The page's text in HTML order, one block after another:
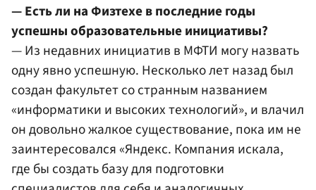
— Есть ли на Физтехе в последние годы
успешны образовательные инициативы?
— Из недавних инициатив в МФТИ могу назвать
одну явно успешную. Несколько лет назад был
создан факультет со странным названием
«информатики и высоких технологий», и влачил
он довольно жалкое существование, пока им не
заинтересовался «Яндекс. Компания искала,
где бы создать базу для подготовки